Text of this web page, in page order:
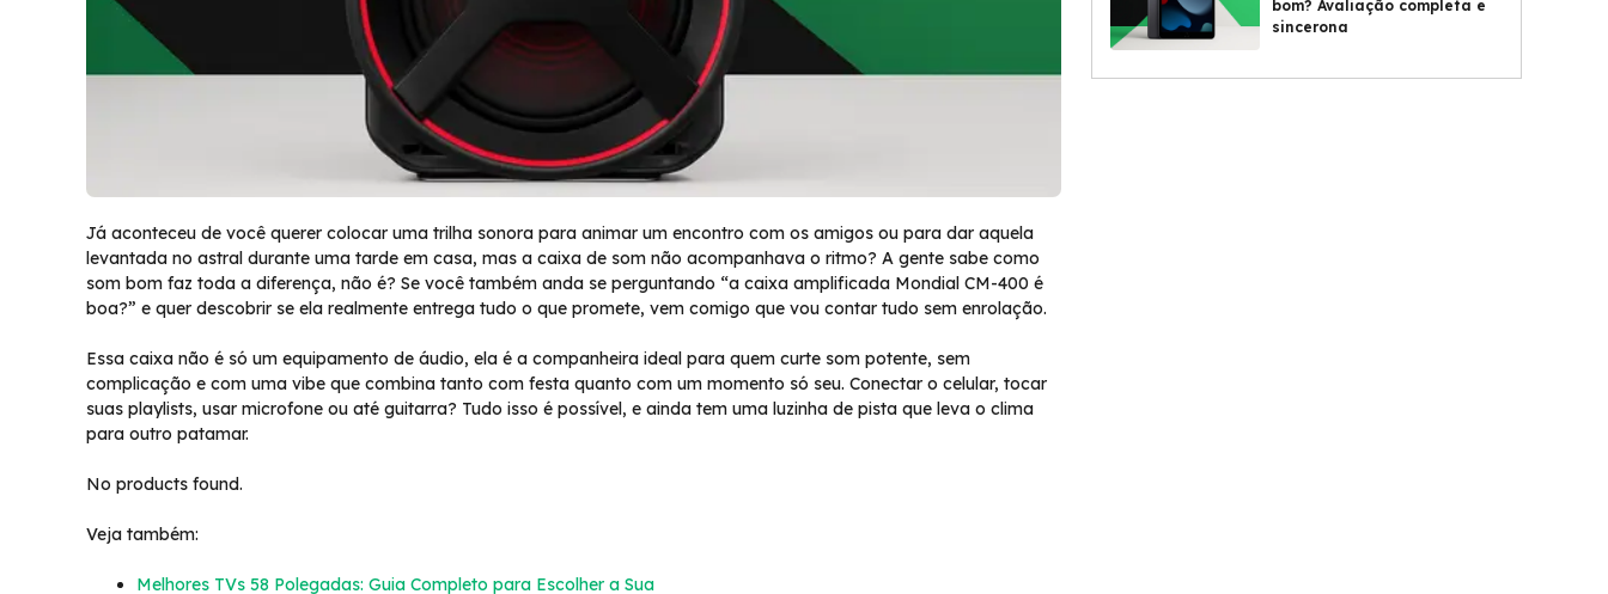
Já aconteceu de você querer colocar uma trilha sonora para animar um encontro com os amigos ou para dar aquela
levantada no astral durante uma tarde em casa, mas a caixa de som não acompanhava o ritmo? A gente sabe como
som bom faz toda a diferença, não é? Se você também anda se perguntando “a caixa amplificada Mondial CM-400 é
boa?” e quer descobrir se ela realmente entrega tudo o que promete, vem comigo que vou contar tudo sem enrolação.
Essa caixa não é só um equipamento de áudio, ela é a companheira ideal para quem curte som potente, sem
complicação e com uma vibe que combina tanto com festa quanto com um momento só seu. Conectar o celular, tocar
suas playlists, usar microfone ou até guitarra? Tudo isso é possível, e ainda tem uma luzinha de pista que leva o clima
para outro patamar.
No products found.
Veja também:
Melhores TVs 58 Polegadas: Guia Completo para Escolher a Sua
bom? Avaliação completa e
sincerona